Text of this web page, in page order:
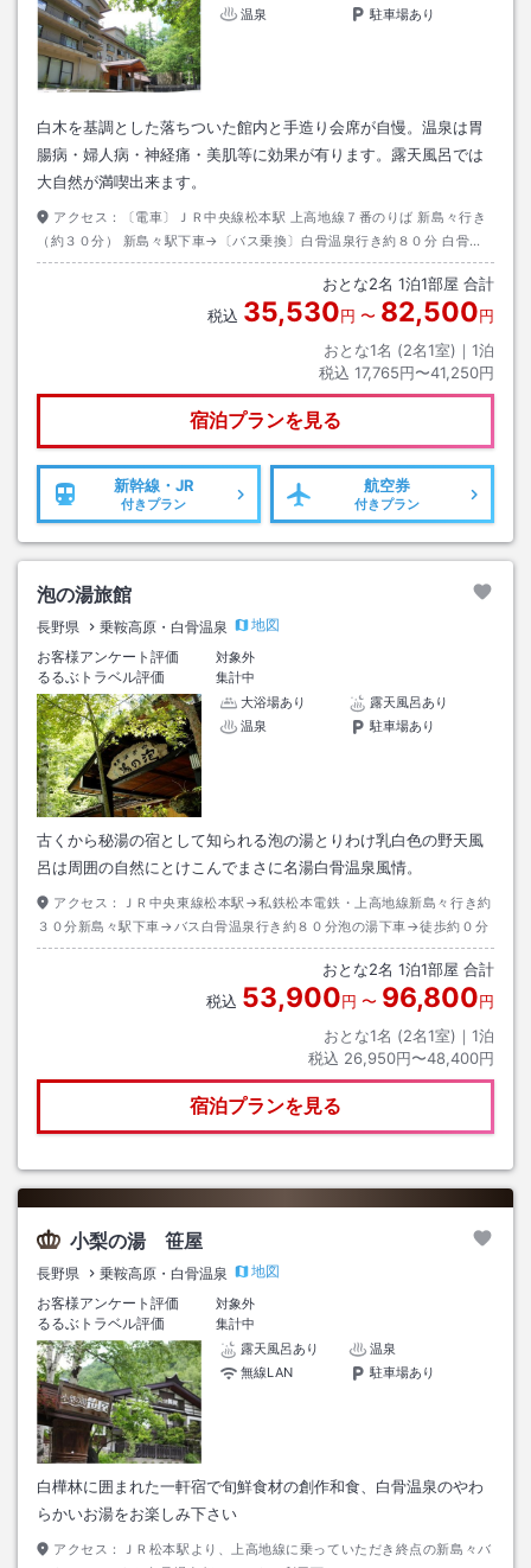
温泉
駐車場あり
白木を基調とした落ちついた館内と手造り会席が自慢。温泉は胃
腸病・婦人病・神経痛・美肌等に効果が有ります。露天風呂では
大自然が満喫出来ます。
アクセス：
〔電車〕ＪＲ中央線松本駅 上高地線７番のりば 新島々行き
（約３０分） 新島々駅下車→〔バス乗換〕白骨温泉行き約８０分 白骨温
泉バス停下車→〔ホテル送迎車にて約１分 ※バスご利用の旨必ずご連絡く
おとな2名 1泊1部屋 合計
税込 35,530円 〜 82,500円
おとな1名 (2名1室)｜ 1泊
税込 17,765円〜41,250円
宿泊プランを見る
新幹線・JR
付きプラン
航空券
付きプラン
泡の湯旅館
長野県 乗鞍高原・白骨温泉
地図
お客様アンケート評価
対象外
るるぶトラベル評価
集計中
大浴場あり
露天風呂あり
温泉
駐車場あり
古くから秘湯の宿として知られる泡の湯とりわけ乳白色の野天風
呂は周囲の自然にとけこんでまさに名湯白骨温泉風情。
アクセス：
ＪＲ中央東線松本駅→私鉄松本電鉄・上高地線新島々行き約
３０分新島々駅下車→バス白骨温泉行き約８０分泡の湯下車→徒歩約０分
おとな2名 1泊1部屋 合計
税込 53,900円 〜 96,800円
おとな1名 (2名1室)｜ 1泊
税込 26,950円〜48,400円
宿泊プランを見る
小梨の湯 笹屋
長野県 乗鞍高原・白骨温泉
地図
お客様アンケート評価
対象外
るるぶトラベル評価
集計中
露天風呂あり
温泉
無線LAN
駐車場あり
白樺林に囲まれた一軒宿で旬鮮食材の創作和食、白骨温泉のやわ
らかいお湯をお楽しみ下さい
アクセス：
ＪＲ松本駅より、上高地線に乗っていただき終点の新島々バ